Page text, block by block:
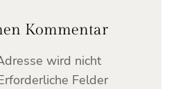
Kommentar
wird nicht
Felder